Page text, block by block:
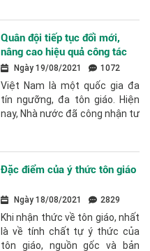
tôn...
Quân đội tiếp tục đổi mới,
nâng cao hiệu quả công tác
tôn giáo trong tình hình mới
Ngày 19/08/2021 1072
Việt Nam là một quốc gia đa
tín ngưỡng, đa tôn giáo. Hiện
nay, Nhà nước đã công nhận tư
tổ chức...
Đặc điểm của ý thức tôn giáo
Ngày 18/08/2021 2829
Khi nhận thức về tôn giáo, nhất
là về tính chất tự ý thức của
tôn giáo, nguồn gốc và bản